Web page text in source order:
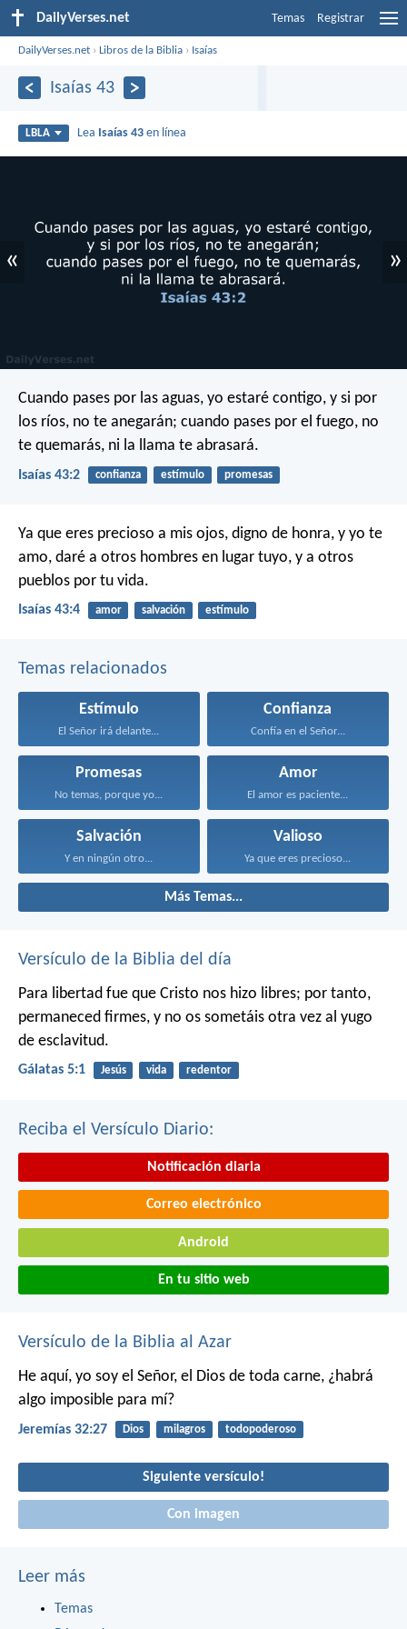
DailyVerses.net Temas Registrar
DailyVerses.net ›Libros de la Biblia › Isaías
Isaías 43
LBLA Lea Isaías 43 en línea
« »
Cuando pases por las aguas, yo estaré contigo, y si por
los ríos, no te anegarán; cuando pases por el fuego, no
te quemarás, ni la llama te abrasará.
Isaías 43:2 confianza estímulo promesas
Ya que eres precioso a mis ojos, digno de honra, y yo te
amo, daré a otros hombres en lugar tuyo, y a otros
pueblos por tu vida.
Isaías 43:4 amor salvación estímulo
Temas relacionados
Estímulo
El Señor irá delante...
Confianza
Confía en el Señor...
Promesas
No temas, porque yo...
Amor
El amor es paciente...
Salvación
Y en ningún otro...
Valioso
Ya que eres precioso...
Más Temas...
Versículo de la Biblia del día
Para libertad fue que Cristo nos hizo libres; por tanto,
permaneced firmes, y no os sometáis otra vez al yugo
de esclavitud.
Gálatas 5:1 Jesús vida redentor
Reciba el Versículo Diario:
Notificación diaria
Correo electrónico
Android
En tu sitio web
Versículo de la Biblia al Azar
He aquí, yo soy el Señor, el Dios de toda carne, ¿habrá
algo imposible para mí?
Jeremías 32:27 Dios milagros todopoderoso
Siguiente versículo!
Con imagen
Leer más
Temas